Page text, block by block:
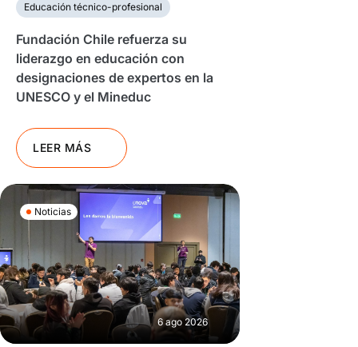
Educación técnico-profesional
Fundación Chile refuerza su
liderazgo en educación con
designaciones de expertos en la
UNESCO y el Mineduc
LEER MÁS
Noticias
6 ago 2026